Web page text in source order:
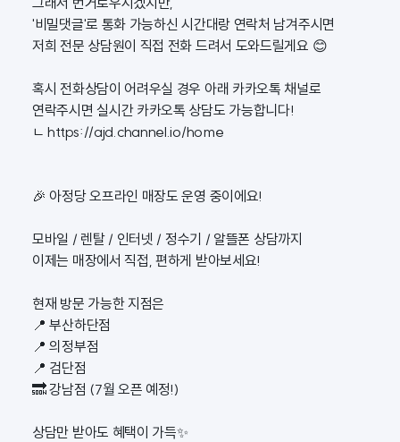
'비밀댓글'로 통화 가능하신 시간대랑 연락처 남겨주시면
저희 전문 상담원이 직접 전화 드려서 도와드릴게요 😊
혹시 전화상담이 어려우실 경우 아래 카카오톡 채널로
연락주시면 실시간 카카오톡 상담도 가능합니다!
ㄴhttps://ajd.channel.io/home
🎉 아정당 오프라인 매장도 운영 중이에요!
모바일 / 렌탈 / 인터넷 / 정수기 / 알뜰폰 상담까지
이제는 매장에서 직접, 편하게 받아보세요!
현재 방문 가능한 지점은
📍 부산하단점
📍 의정부점
📍 검단점
🔜 강남점 (7월 오픈 예정!)
상담만 받아도 혜택이 가득✨